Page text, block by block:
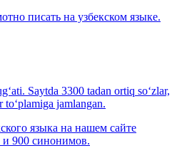
писать на узбекском языке.
Saytda 3300 tadan ortiq so‘zlar,
to‘plamiga jamlangan.
языка на нашем сайте
и 900 синонимов.